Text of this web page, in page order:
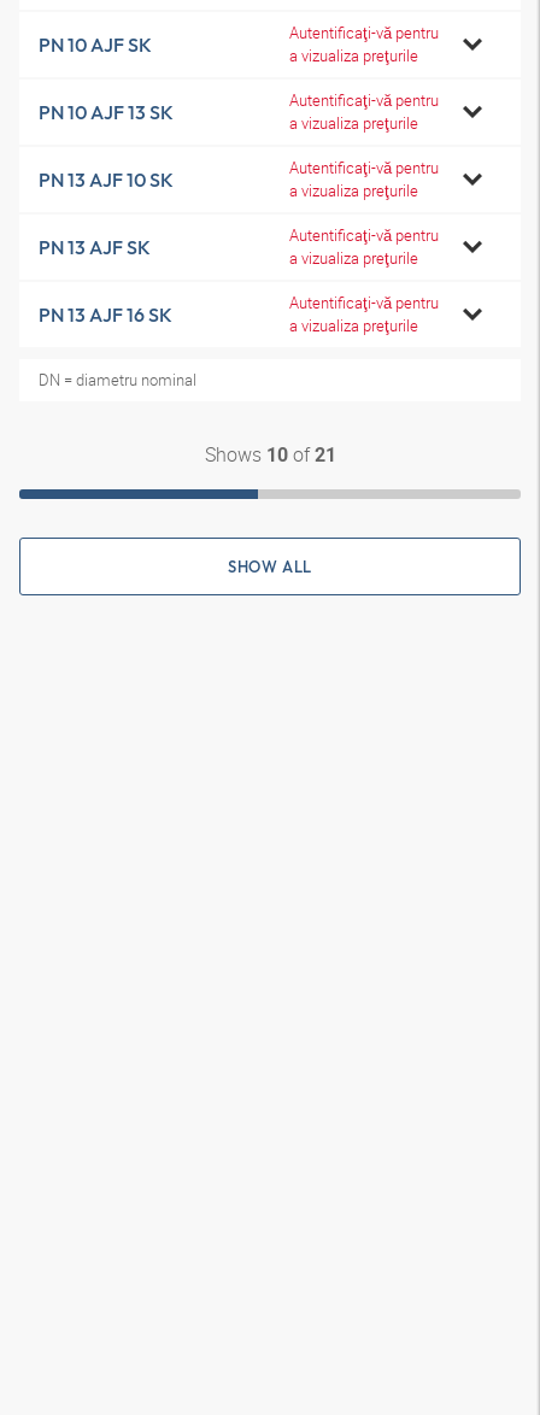
PN 10 AJF SK
Autentificaţi-vă pentru
a vizualiza preţurile
PN 10 AJF 13 SK
Autentificaţi-vă pentru
a vizualiza preţurile
PN 13 AJF 10 SK
Autentificaţi-vă pentru
a vizualiza preţurile
PN 13 AJF SK
Autentificaţi-vă pentru
a vizualiza preţurile
PN 13 AJF 16 SK
Autentificaţi-vă pentru
a vizualiza preţurile
DN = diametru nominal
Shows 10of21
SHOW ALL